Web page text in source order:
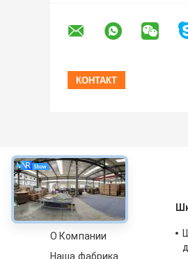
около
О Компании
Наша фабрика